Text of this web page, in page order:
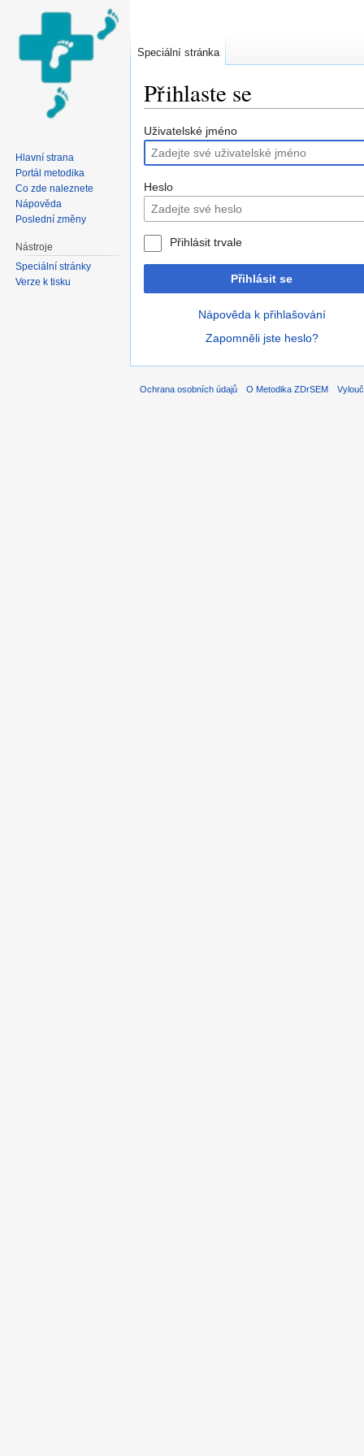
Přihlaste se
Uživatelské jméno
Heslo
Přihlásit trvale
Přihlásit se
Nápověda k přihlašování
Zapomněli jste heslo?
Speciální stránka
Hlavní strana
Portál metodika
Co zde naleznete
Nápověda
Poslední změny
Nástroje
Speciální stránky
Verze k tisku
Ochrana osobních údajů O Metodika ZDrSEM